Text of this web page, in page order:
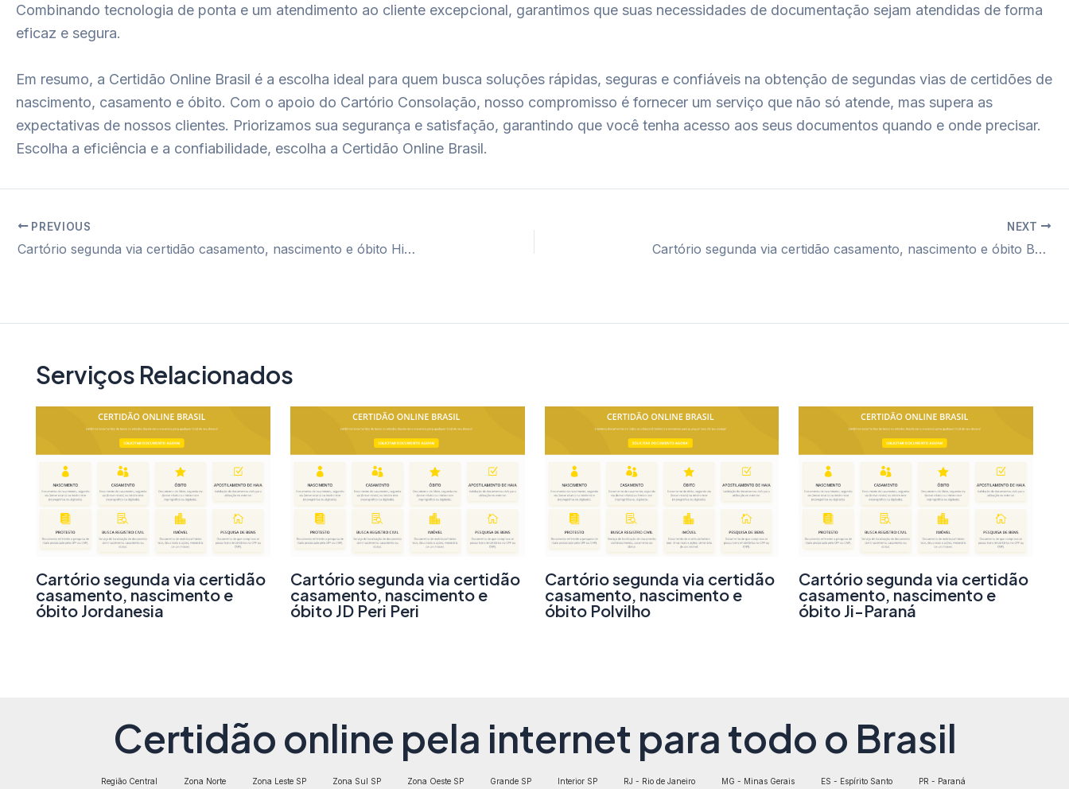
Combinando tecnologia de ponta e um atendimento ao cliente excepcional, garantimos que suas necessidades de documentação sejam atendidas de forma
eficaz e segura.
Em resumo, a Certidão Online Brasil é a escolha ideal para quem busca soluções rápidas, seguras e confiáveis na obtenção de segundas vias de certidões de
nascimento, casamento e óbito. Com o apoio do Cartório Consolação, nosso compromisso é fornecer um serviço que não só atende, mas supera as
expectativas de nossos clientes. Priorizamos sua segurança e satisfação, garantindo que você tenha acesso aos seus documentos quando e onde precisar.
Escolha a eficiência e a confiabilidade, escolha a Certidão Online Brasil.
Post
navigation
PREVIOUS
Cartório segunda via certidão casamento, nascimento e óbito Higienópolis
NEXT
Cartório segunda via certidão casamento, nascimento e óbito Bela Vista
Serviços Relacionados
Cartório segunda via certidão
casamento, nascimento e
óbito Jordanesia
Cartório segunda via certidão
casamento, nascimento e
óbito JD Peri Peri
Cartório segunda via certidão
casamento, nascimento e
óbito Polvilho
Cartório segunda via certidão
casamento, nascimento e
óbito Ji-Paraná
Certidão online pela internet para todo o Brasil
Região Central Zona Norte Zona Leste SP Zona Sul SP Zona Oeste SP Grande SP Interior SP RJ - Rio de Janeiro MG - Minas Gerais ES - Espírito Santo PR - Paraná